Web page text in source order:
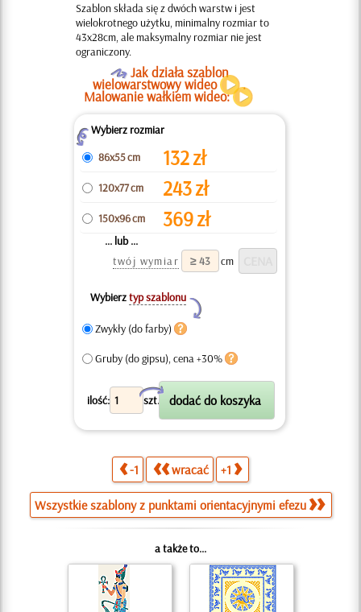
Szablon składa się z dwóch warstw i jest
wielokrotnego użytku, minimalny rozmiar to
43x28cm, ale maksymalny rozmiar nie jest
ograniczony.
O Jak działa szablon
wielowarstwowy wideo .
Malowanie wałkiem wideo:
ZWybierz rozmiar
86x55 cm
132zł
120x77 cm 243zł
150x96 cm 369zł
... lub ...
twój wymiar
cm
Wybierztyp szablonu
Y
Zwykły (do farby)
Gruby (do gipsu), cena +30%
ilość: szt.
X
-1 wracać +1
Wszystkie szablony z punktami orientacyjnymi efezu
a także to...